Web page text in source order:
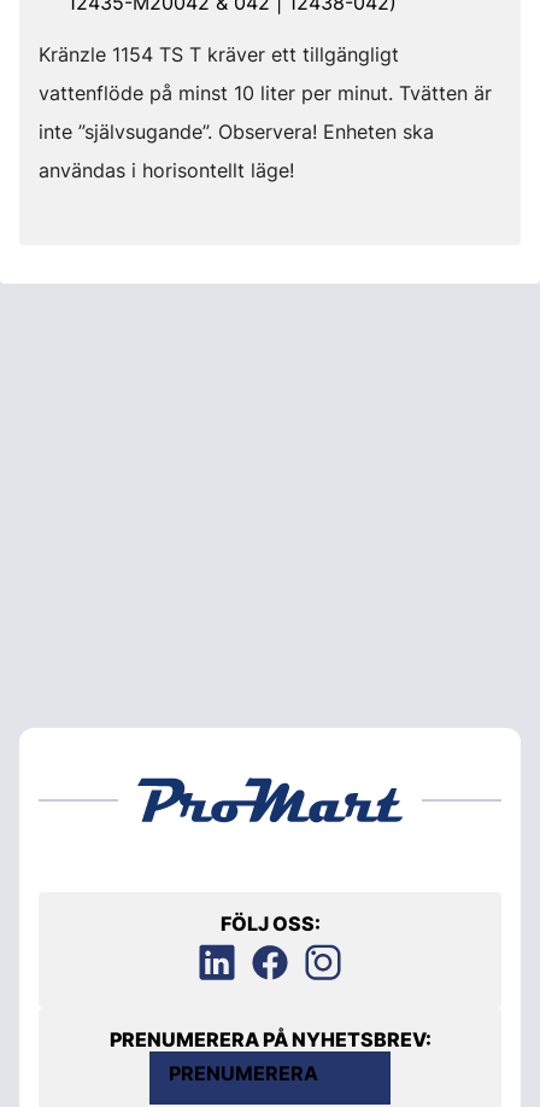
Kränzle 1154 TS T kräver ett tillgängligt
vattenflöde på minst 10 liter per minut. Tvätten är
inte ”självsugande”. Observera! Enheten ska
användas i horisontellt läge!
FÖLJ OSS:
PRENUMERERA PÅ NYHETSBREV:
PRENUMERERA